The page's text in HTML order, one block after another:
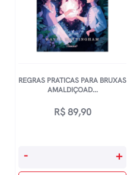
REGRAS PRATICAS PARA BRUXAS
AMALDIÇOAD...
R$89,90
Regras
- +